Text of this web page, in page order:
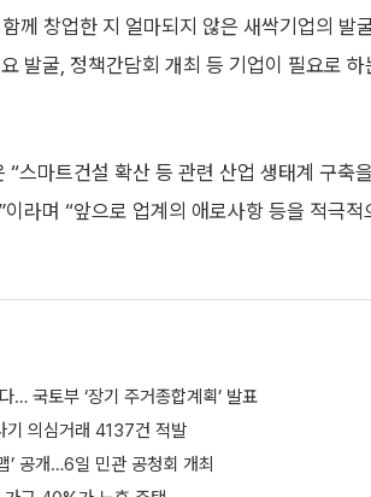
께 창업한 지 얼마되지 않은 새싹기업의 발
발굴, 정책간담회 개최 등 기업이 필요로
“스마트건설 확산 등 관련 산업 생태계 구축
라며 “앞으로 업계의 애로사항 등을 적극
… 국토부 ‘장기 주거종합계획’ 발표
기 의심거래 4137건 적발
’ 공개…6일 민관 공청회 개최